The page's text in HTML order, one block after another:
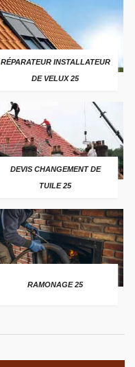
RÉPARATEUR INSTALLATEUR
DE VELUX 25
DEVIS CHANGEMENT DE
TUILE 25
RAMONAGE 25